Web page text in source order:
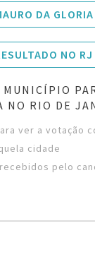
DA GLORIA
NO RJ
MUNICÍPIO
NO RIO DE
ver a votação
cidade
pelo